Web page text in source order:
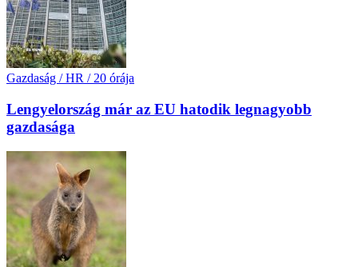
Gazdaság / HR / 20 órája
Lengyelország már az EU hatodik legnagyobb
gazdasága